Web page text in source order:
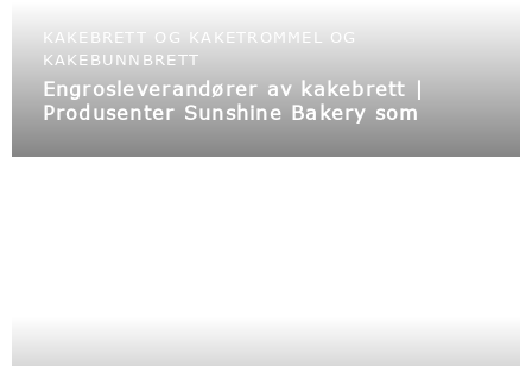
KAKEBRETT OG KAKETROMMEL OG
KAKEBUNNBRETT
Engrosleverandører av kakebrett |
Produsenter Sunshine Bakery som
tilbyr vi kaketrommer og esker engros |